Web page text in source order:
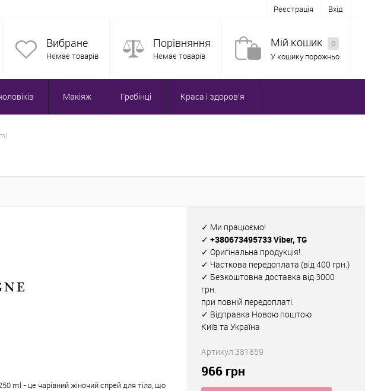
Реєстрація Вхід
Вибране
Немає товарів
Порівняння
Немає товарів
Мій кошик
0
У кошику порожньо
Макіяж Гребінці Краса і здоров'я
ml - це чарівний жіночий спрей для тіла, що
✓ Ми працюємо!
✓ +380673495733 Viber, TG
✓ Оригінальна продукція!
✓ Часткова передоплата (від 400 грн.)
✓ Безкоштовна доставка від 3000
грн.
при повній передоплаті.
✓ Відправка Новою поштою
Київ та Україна
Артикул:381859
966 грн